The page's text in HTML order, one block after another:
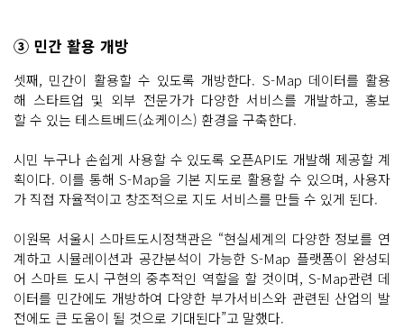
③ 민간 활용 개방
셋째, 민간이 활용할 수 있도록 개방한다. S-Map 데이터를 활용
해 스타트업 및 외부 전문가가 다양한 서비스를 개발하고, 홍보
할 수 있는 테스트베드(쇼케이스) 환경을 구축한다.
시민 누구나 손쉽게 사용할 수 있도록 오픈API도 개발해 제공할 계
획이다. 이를 통해 S-Map을 기본 지도로 활용할 수 있으며, 사용자
가 직접 자율적이고 창조적으로 지도 서비스를 만들 수 있게 된다.
이원목 서울시 스마트도시정책관은 “현실세계의 다양한 정보를 연
계하고 시뮬레이션과 공간분석이 가능한 S-Map 플랫폼이 완성되
어 스마트 도시 구현의 중추적인 역할을 할 것이며, S-Map관련 데
이터를 민간에도 개방하여 다양한 부가서비스와 관련된 산업의 발
전에도 큰 도움이 될 것으로 기대된다”고 말했다.